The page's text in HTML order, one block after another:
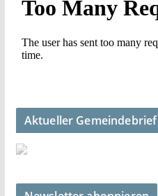
Aktueller Gemeindebrief